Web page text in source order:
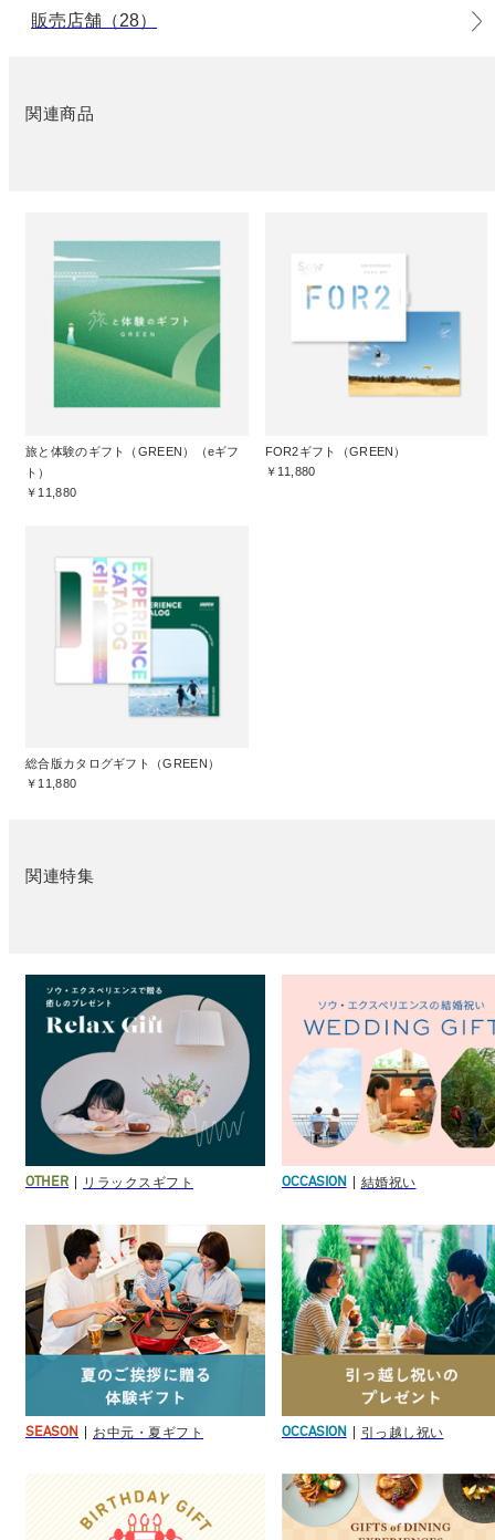
販売店舗（28）
関連商品
旅と体験のギフト（GREEN）（eギフ
ト）
￥11,880
FOR2ギフト（GREEN）
￥11,880
総合版カタログギフト（GREEN）
￥11,880
関連特集
OTHER リラックスギフト OCCASION 結婚祝い
SEASON お中元・夏ギフト OCCASION 引っ越し祝い